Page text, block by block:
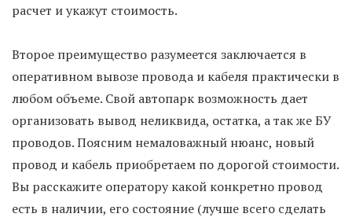
расчет и укажут стоимость.
Второе преимущество разумеется заключается в
оперативном вывозе провода и кабеля практически в
любом объеме. Свой автопарк возможность дает
организовать вывод неликвида, остатка, а так же БУ
проводов. Поясним немаловажный нюанс, новый
провод и кабель приобретаем по дорогой стоимости.
Вы расскажите оператору какой конкретно провод
есть в наличии, его состояние (лучше всего сделать